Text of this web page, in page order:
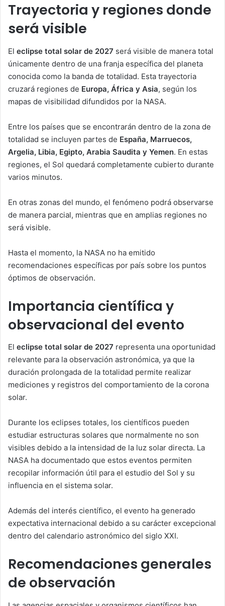
Trayectoria y regiones donde
será visible
El eclipse total solar de 2027 será visible de manera total
únicamente dentro de una franja específica del planeta
conocida como la banda de totalidad. Esta trayectoria
cruzará regiones de Europa, África y Asia, según los
mapas de visibilidad difundidos por la NASA.
Entre los países que se encontrarán dentro de la zona de
totalidad se incluyen partes de España, Marruecos,
Argelia, Libia, Egipto, Arabia Saudita y Yemen. En estas
regiones, el Sol quedará completamente cubierto durante
varios minutos.
En otras zonas del mundo, el fenómeno podrá observarse
de manera parcial, mientras que en amplias regiones no
será visible.
Hasta el momento, la NASA no ha emitido
recomendaciones específicas por país sobre los puntos
óptimos de observación.
Importancia científica y
observacional del evento
El eclipse total solar de 2027 representa una oportunidad
relevante para la observación astronómica, ya que la
duración prolongada de la totalidad permite realizar
mediciones y registros del comportamiento de la corona
solar.
Durante los eclipses totales, los científicos pueden
estudiar estructuras solares que normalmente no son
visibles debido a la intensidad de la luz solar directa. La
NASA ha documentado que estos eventos permiten
recopilar información útil para el estudio del Sol y su
influencia en el sistema solar.
Además del interés científico, el evento ha generado
expectativa internacional debido a su carácter excepcional
dentro del calendario astronómico del siglo XXI.
Recomendaciones generales
de observación